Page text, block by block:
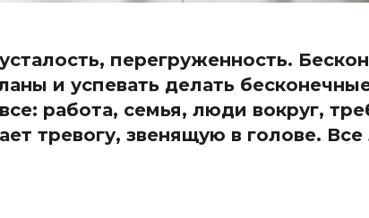
перегруженность.
и успевать делать
работа, семья, люди вокруг,
тревогу, звенящую в голове.